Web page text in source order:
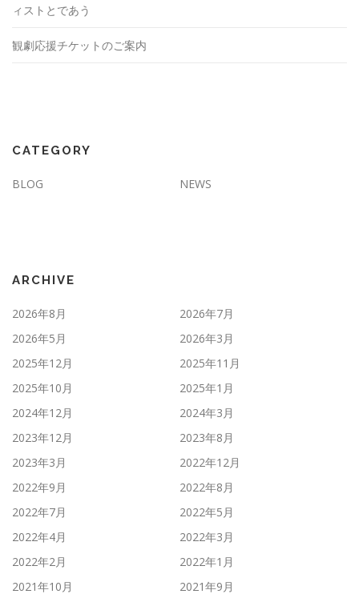
ィストとであう
観劇応援チケットのご案内
CATEGORY
BLOG NEWS
ARCHIVE
2026年8月
2026年7月
2026年5月
2026年3月
2025年12月
2025年11月
2025年10月
2025年1月
2024年12月
2024年3月
2023年12月
2023年8月
2023年3月
2022年12月
2022年9月
2022年8月
2022年7月
2022年5月
2022年4月
2022年3月
2022年2月
2022年1月
2021年10月
2021年9月